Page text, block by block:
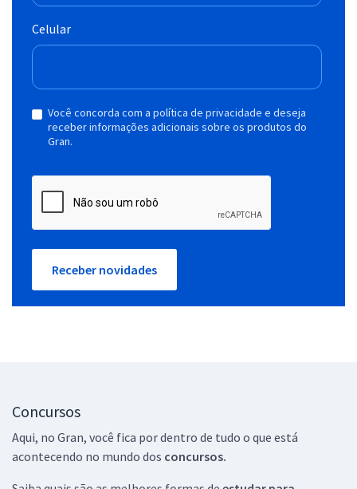
Celular
Você concorda com a política de privacidade e deseja
receber informações adicionais sobre os produtos do
Gran.
Receber novidades
Concursos
Aqui, no Gran, você fica por dentro de tudo o que está
acontecendo no mundo dos concursos.